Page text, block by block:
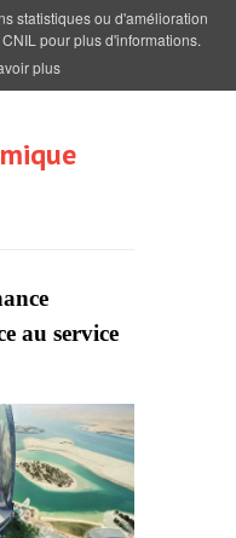
au service
statistiques ou d'amélioration
pour plus d'informations.
plus